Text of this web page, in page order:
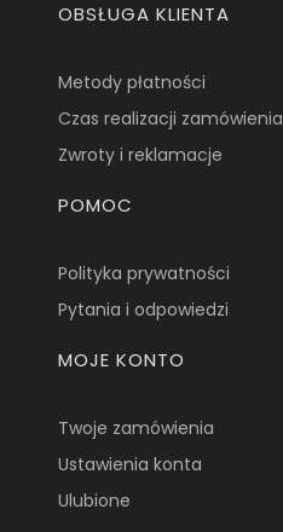
OBSŁUGA KLIENTA
Metody płatności
Czas realizacji zamówienia
Zwroty i reklamacje
POMOC
Polityka prywatności
Pytania i odpowiedzi
MOJE KONTO
Twoje zamówienia
Ustawienia konta
Ulubione